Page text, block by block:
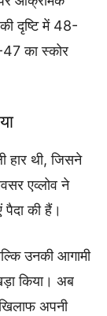
दृष्टि में 48-
का स्कोर
हार थी, जिसने
एव्लोव ने
की हैं।
उनकी आगामी
किया। अब
अपनी